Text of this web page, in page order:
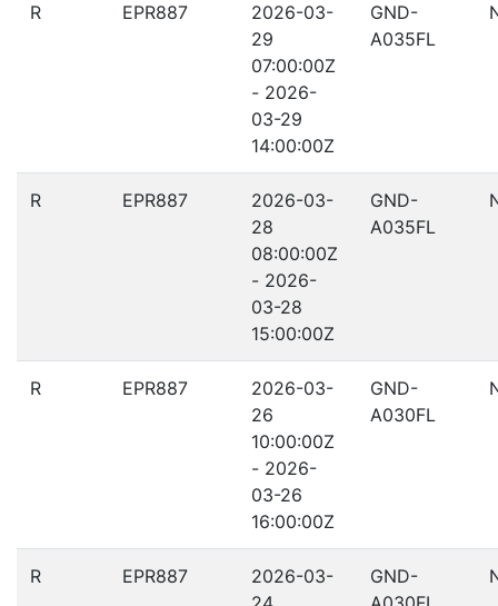
R EPR887
2026-03-
29
07:00:00Z
- 2026-
03-29
14:00:00Z
GND-
A035FL
R EPR887
2026-03-
28
08:00:00Z
- 2026-
03-28
15:00:00Z
GND-
A035FL
R EPR887
2026-03-
26
10:00:00Z
- 2026-
03-26
16:00:00Z
GND-
A030FL
R EPR887
2026-03-
GND-